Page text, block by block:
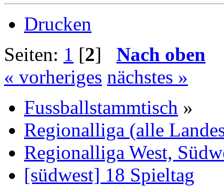
Drucken
Seiten: 1 [2] Nach oben
« vorheriges nächstes »
Fussballstammtisch »
Regionalliga (alle
Regionalliga West,
[südwest] 18 Spieltag